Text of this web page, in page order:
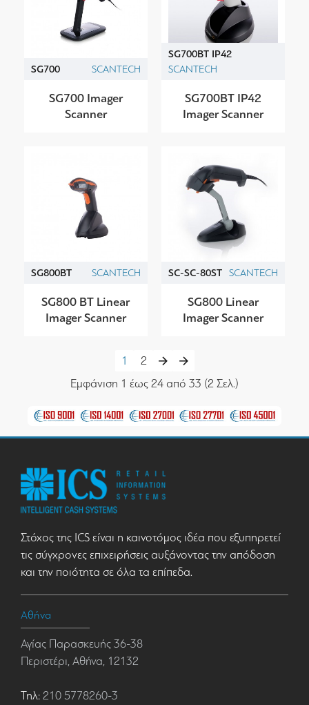
SG700 SCANTECH
SG700 Imager
Scanner
SG700BT IP42
SCANTECH
SG700BT IP42
Imager Scanner
SG800BT SCANTECH
SG800 BT Linear
Imager Scanner
SC-SC-80ST SCANTECH
SG800 Linear
Imager Scanner
1
2
Εμφάνιση 1 έως 24 από 33 (2 Σελ.)
Στόχος της ICS είναι η καινοτόμος ιδέα που εξυπηρετεί
τις σύγχρονες επιχειρήσεις αυξάνοντας την απόδοση
και την ποιότητα σε όλα τα επίπεδα.
Αθήνα
Αγίας Παρασκευής 36-38
Περιστέρι, Αθήνα, 12132
Τηλ: 210 5778260-3